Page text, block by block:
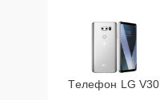
Телефон LG V30